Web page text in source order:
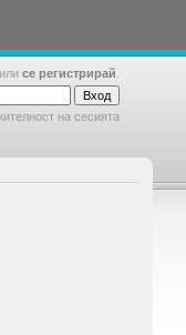
или се регистрирай
на сесията